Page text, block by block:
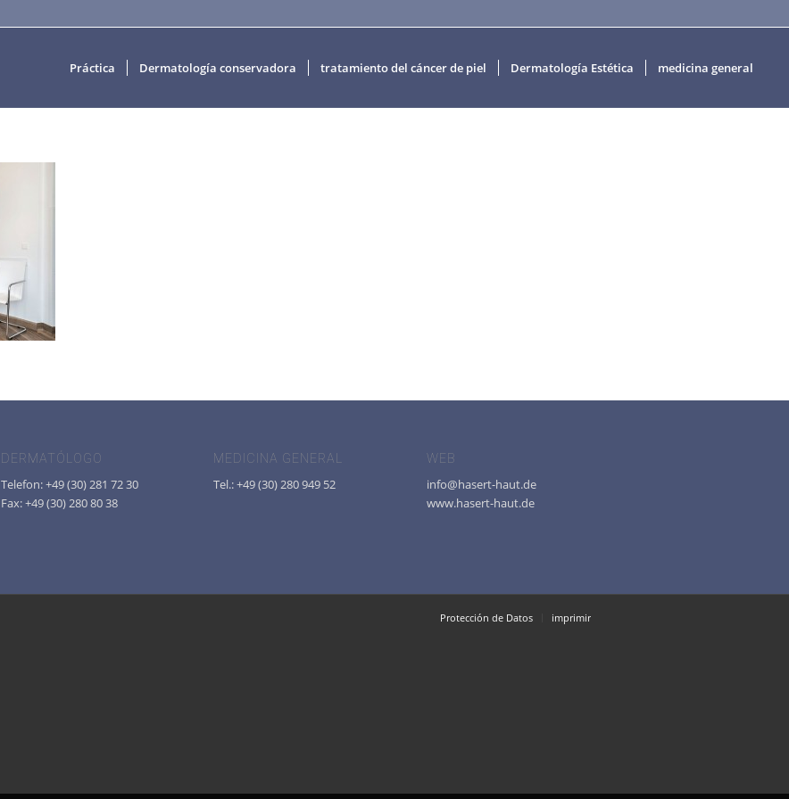
Práctica Dermatología conservadora tratamiento del cáncer de piel Dermatología Estética medicina general
DERMATÓLOGO
Telefon: +49 (30) 281 72 30
Fax: +49 (30) 280 80 38
MEDICINA GENERAL
Tel.: +49 (30) 280 949 52
WEB
info@hasert-haut.de
www.hasert-haut.de
Protección de Datos imprimir